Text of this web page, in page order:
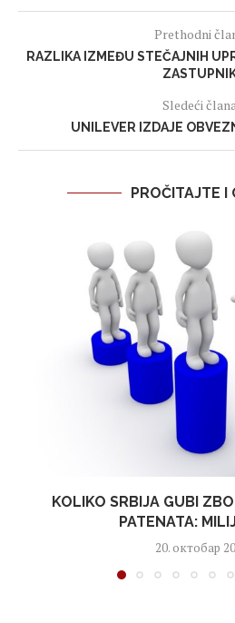
Prethodni
RAZLIKA IZMEĐU STEČAJNIH
Sledeći
UNILEVER IZDAJE
PROČITAJTE I
KOLIKO SRBIJA GUBI
PATENATA:
20. октобар